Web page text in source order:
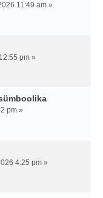
11:49 am »
pm »
pm »
4:25 pm »